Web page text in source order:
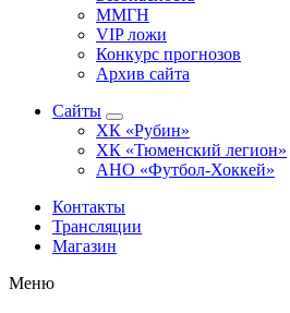
ММГН
VIP ложи
Конкурс прогнозов
Архив сайта
Сайты
ХК «Рубин»
ХК «Тюменский легион»
АНО «Футбол-Хоккей»
Контакты
Трансляции
Магазин
Меню